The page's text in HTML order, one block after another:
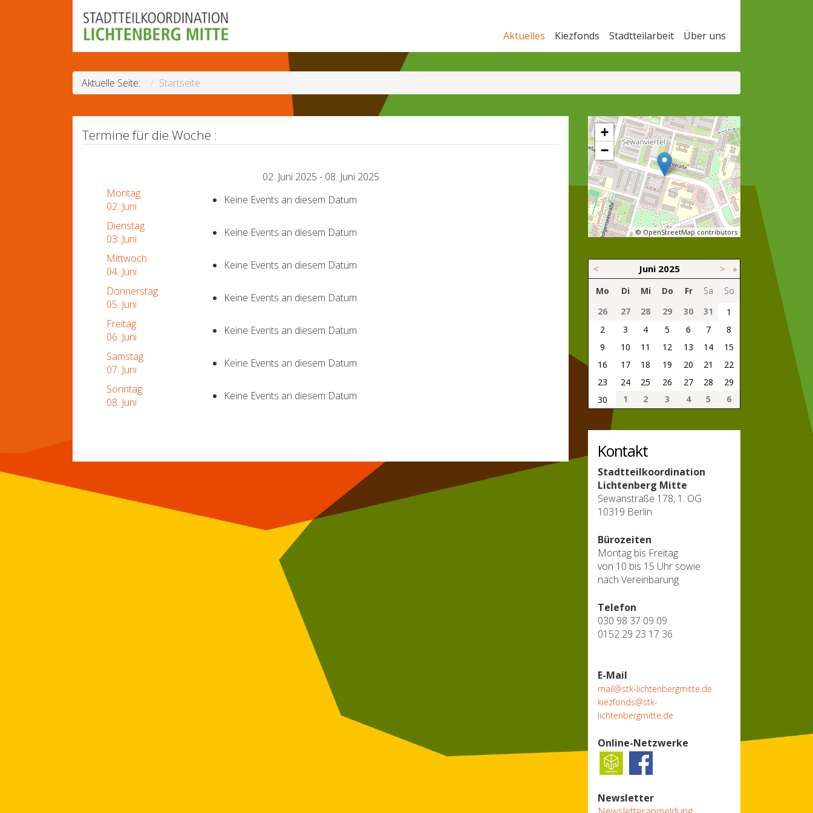
Aktuelles Kiezfonds Stadtteilarbeit Über uns
Aktuelle Seite: Startseite
Termine für die Woche :
02. Juni 2025 - 08. Juni 2025
Montag
02. Juni
Keine Events an diesem Datum
Dienstag
03. Juni
Keine Events an diesem Datum
Mittwoch
04. Juni
Keine Events an diesem Datum
Donnerstag
05. Juni
Keine Events an diesem Datum
Freitag
06. Juni
Keine Events an diesem Datum
Samstag
07. Juni
Keine Events an diesem Datum
Sonntag
08. Juni
Keine Events an diesem Datum
+
−
© OpenStreetMap contributors
< Juni 2025 > »
Mo Di Mi Do Fr Sa
So
26
27 28 29 30 31
1
2
3 4 5 6 7
8
9
10 11 12 13 14
15
16
17 18 19 20 21
22
23
24 25 26 27 28
29
30
1 2 3 4 5 6
Kontakt
Stadtteilkoordination
Lichtenberg Mitte
Sewanstraße 178, 1. OG
10319 Berlin
Bürozeiten
Montag bis Freitag
von 10 bis 15 Uhr sowie
nach Vereinbarung
Telefon
030 98 37 09 09
0152 29 23 17 36
E-Mail
mail@stk-lichtenbergmitte.de
kiezfonds@stk-
lichtenbergmitte.de
Online-Netzwerke
Newsletter